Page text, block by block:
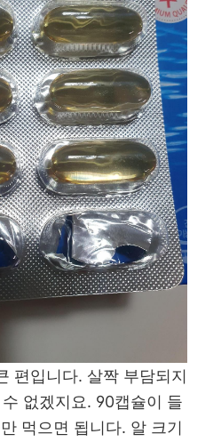
편입니다. 살짝 부담되지
없겠지요. 90캡슐이 들
먹으면 됩니다. 알 크기